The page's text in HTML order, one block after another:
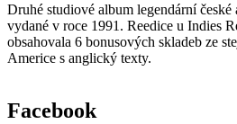
Druhé studiové album legendární
vydané v roce 1991. Reedice u Indies
obsahovala 6 bonusových skladeb ze
Americe s anglický texty.
Facebook